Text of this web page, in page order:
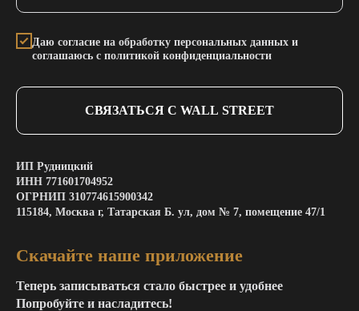
Даю согласие на обработку персональных данных и
соглашаюсь с политикой конфиденциальности
СВЯЗАТЬСЯ С WALL STREET
ИП Рудницкий
ИНН 771601704952
ОГРНИП 310774615900342
115184, Москва г, Татарская Б. ул, дом № 7, помещение 47/1
Скачайте наше приложение
Теперь записываться стало быстрее и удобнее
Попробуйте и насладитесь!